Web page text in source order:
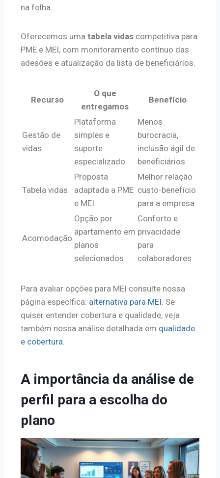
na folha.
Oferecemos uma tabela vidas competitiva para
PME e MEI, com monitoramento contínuo das
adesões e atualização da lista de beneficiários.
Recurso
O que
entregamos
Benefício
Gestão de
vidas
Plataforma
simples e
suporte
especializado
Menos
burocracia,
inclusão ágil de
beneficiários
Tabela vidas
Proposta
adaptada a PME
e MEI
Melhor relação
custo-benefício
para a empresa
Acomodação
Opção por
apartamento em
planos
selecionados
Conforto e
privacidade
para
colaboradores
Para avaliar opções para MEI consulte nossa
página específica: alternativa para MEI. Se
quiser entender cobertura e qualidade, veja
também nossa análise detalhada em qualidade
e cobertura.
A importância da análise de
perfil para a escolha do
plano